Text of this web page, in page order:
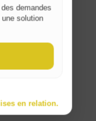
demandes
solution
en relation.